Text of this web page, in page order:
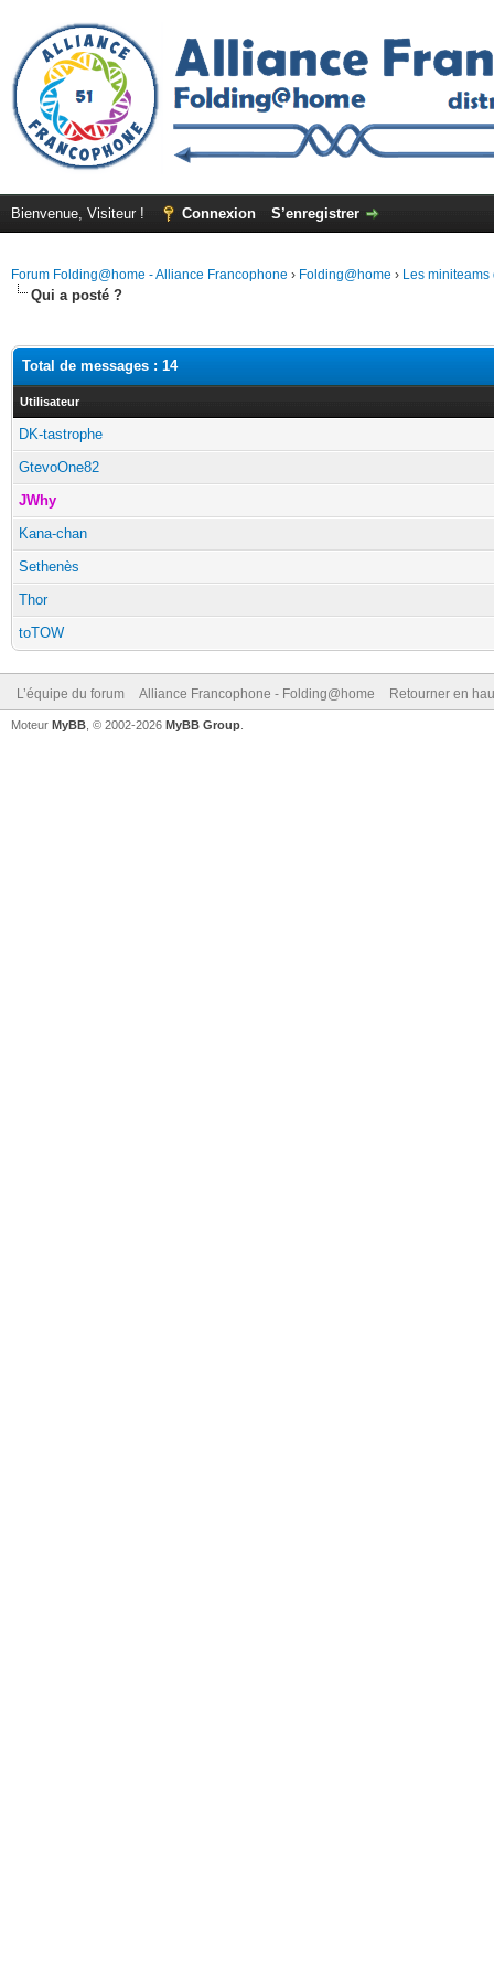
Bienvenue, Visiteur ! Connexion S’enregistrer
Forum Folding@home - Alliance Francophone › Folding@home › Les
Qui a posté ?
Total de messages : 14
Utilisateur
DK-tastrophe
GtevoOne82
JWhy
Kana-chan
Sethenès
Thor
toTOW
L’équipe du forum Alliance Francophone - Folding@home Retourner en
Moteur MyBB , © 2002-2026 MyBB Group